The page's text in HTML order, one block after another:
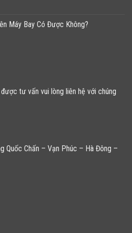
Máy Bay Có Được Không?
tư vấn vui lòng liên hệ với chúng
Quốc Chấn – Vạn Phúc – Hà Đông –